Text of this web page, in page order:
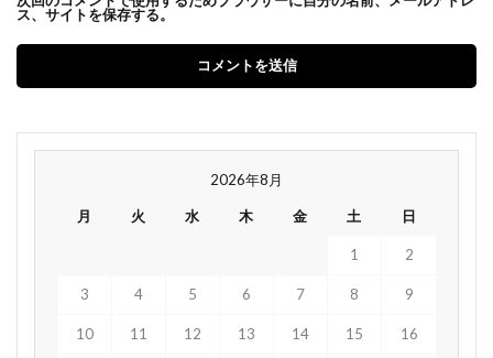
ス、サイトを保存する。
2026年8月
月 火 水 木 金 土 日
1 2
3 4 5 6 7 8 9
10 11 12 13 14 15 16